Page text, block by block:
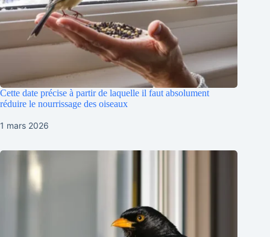
Cette date précise à partir de laquelle il faut absolument
réduire le nourrissage des oiseaux
1 mars 2026